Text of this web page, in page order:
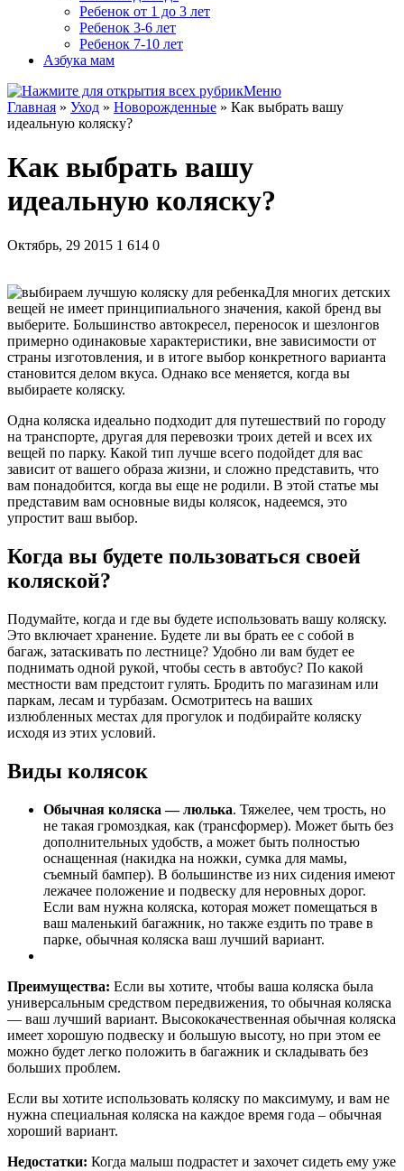
Ребенок от 1 до 3 лет
Ребенок 3-6 лет
Ребенок 7-10 лет
Азбука мам
Меню
Главная » Уход » Новорожденные » Как выбрать вашу
идеальную коляску?
Как выбрать вашу
идеальную коляску?
Октябрь, 29 2015 1 614 0
Для многих детских
вещей не имеет принципиального значения, какой бренд вы
выберите. Большинство автокресел, переносок и шезлонгов
примерно одинаковые характеристики, вне зависимости от
страны изготовления, и в итоге выбор конкретного варианта
становится делом вкуса. Однако все меняется, когда вы
выбираете коляску.
Одна коляска идеально подходит для путешествий по городу
на транспорте, другая для перевозки троих детей и всех их
вещей по парку. Какой тип лучше всего подойдет для вас
зависит от вашего образа жизни, и сложно представить, что
вам понадобится, когда вы еще не родили. В этой статье мы
представим вам основные виды колясок, надеемся, это
упростит ваш выбор.
Когда вы будете пользоваться своей
коляской?
Подумайте, когда и где вы будете использовать вашу коляску.
Это включает хранение. Будете ли вы брать ее с собой в
багаж, затаскивать по лестнице? Удобно ли вам будет ее
поднимать одной рукой, чтобы сесть в автобус? По какой
местности вам предстоит гулять. Бродить по магазинам или
паркам, лесам и турбазам. Осмотритесь на ваших
излюбленных местах для прогулок и подбирайте коляску
исходя из этих условий.
Виды колясок
Обычная коляска — люлька. Тяжелее, чем трость, но
не такая громоздкая, как (трансформер). Может быть без
дополнительных удобств, а может быть полностью
оснащенная (накидка на ножки, сумка для мамы,
съемный бампер). В большинстве из них сидения имеют
лежачее положение и подвеску для неровных дорог.
Если вам нужна коляска, которая может помещаться в
ваш маленький багажник, но также ездить по траве в
парке, обычная коляска ваш лучший вариант.
Преимущества: Если вы хотите, чтобы ваша коляска была
универсальным средством передвижения, то обычная коляска
— ваш лучший вариант. Высококачественная обычная коляска
имеет хорошую подвеску и большую высоту, но при этом ее
можно будет легко положить в багажник и складывать без
больших проблем.
Если вы хотите использовать коляску по максимуму, и вам не
нужна специальная коляска на каждое время года – обычная
хороший вариант.
Недостатки: Когда малыш подрастет и захочет сидеть ему уже